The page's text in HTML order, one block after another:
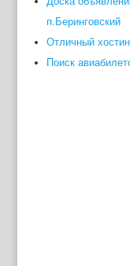
п.Беринговский
Отличный
Поиск